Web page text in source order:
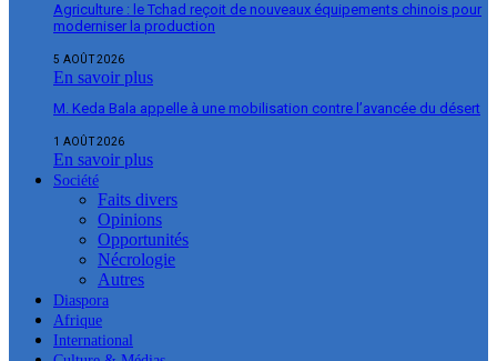
Agriculture : le Tchad reçoit de nouveaux équipements chinois pour
moderniser la production
5 AOÛT 2026
En savoir plus
M. Keda Bala appelle à une mobilisation contre l’avancée du désert
1 AOÛT 2026
En savoir plus
Société
Faits divers
Opinions
Opportunités
Nécrologie
Autres
Diaspora
Afrique
International